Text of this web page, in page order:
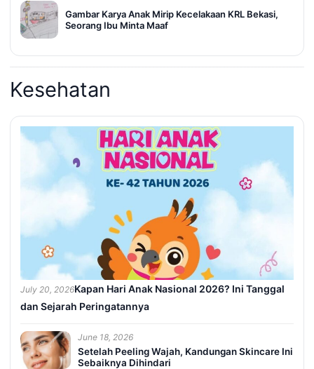
Gambar Karya Anak Mirip Kecelakaan KRL Bekasi,
Seorang Ibu Minta Maaf
Kesehatan
July 20, 2026Kapan Hari Anak Nasional 2026? Ini Tanggal
dan Sejarah Peringatannya
June 18, 2026
Setelah Peeling Wajah, Kandungan Skincare Ini
Sebaiknya Dihindari